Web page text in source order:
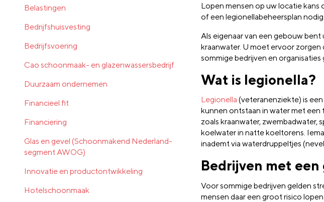
Lopen mensen op uw locatie kans
of een legionellabeheersplan nodig
Als eigenaar van een gebouw
kraanwater. U moet ervoor zorgen
sommige bedrijven en
Wat is legionella?
Legionella (veteranenziekte) is
kunnen ontstaan in water met een
zoals kraanwater,
koelwater in natte koeltorens.
inademt via waterdruppeltjes
Bedrijven met
Voor sommige bedrijven gelden
mensen daar een groot risico
Belastingen
Bedrijfshuisvesting
Bedrijfsvoering
Cao schoonmaak- en glazenwassersbedrijf
Duurzaam ondernemen
Financieel fit
Financiering
Glas en gevel (Schoonmakend Nederland-
segment AWOG)
Innovatie en productontwikkeling
Hotelschoonmaak